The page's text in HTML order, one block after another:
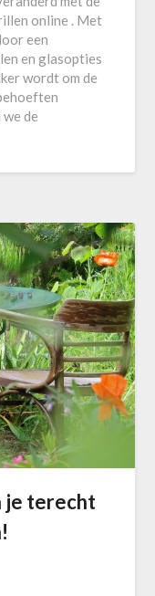
online . Met
een
en glasopties
wordt om de
de
je terecht